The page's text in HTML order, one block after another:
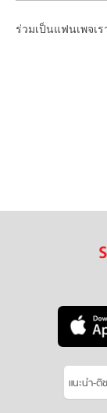
ร่วมเป็นแฟนเพจเ
แนะนำ-ติ